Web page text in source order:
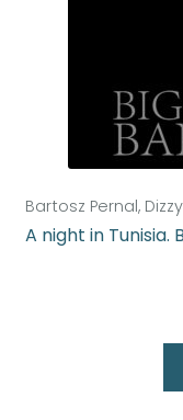
Bartosz Pernal,
A night in Tunisia.